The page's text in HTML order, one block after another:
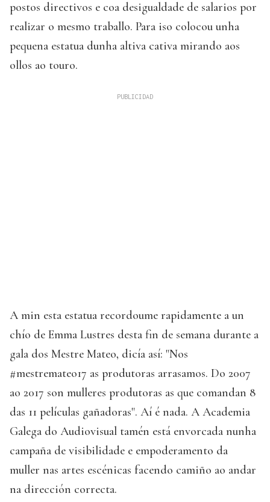
postos directivos e coa desigualdade de salarios por
realizar o mesmo traballo. Para iso colocou unha
pequena estatua dunha altiva cativa mirando aos
ollos ao touro.
A min esta estatua recordoume rapidamente a un
chío de Emma Lustres desta fin de semana durante a
gala dos Mestre Mateo, dicía así: "Nos
#mestremateo17 as produtoras arrasamos. Do 2007
ao 2017 son mulleres produtoras as que comandan 8
das 11 películas gañadoras". Aí é nada. A Academia
Galega do Audiovisual tamén está envorcada nunha
campaña de visibilidade e empoderamento da
muller nas artes escénicas facendo camiño ao andar
na dirección correcta.